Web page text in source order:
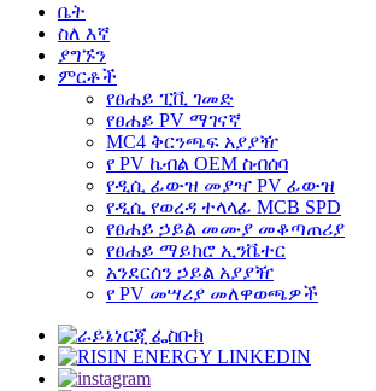
ቤት
ስለ እኛ
ያግኙን
ምርቶች
የፀሐይ ፒቪ ገመድ
የፀሐይ PV ማገናኛ
MC4 ቅርንጫፍ አያያዥ
የ PV ኬብል OEM ስብሰባ
የዲሲ ፊውዝ መያዣ PV ፊውዝ
የዲሲ የወረዳ ተላላፊ MCB SPD
የፀሐይ ኃይል መሙያ መቆጣጠሪያ
የፀሐይ ማይክሮ ኢንቬተር
አንደርሰን ኃይል አያያዥ
የ PV መሣሪያ መለዋወጫዎች